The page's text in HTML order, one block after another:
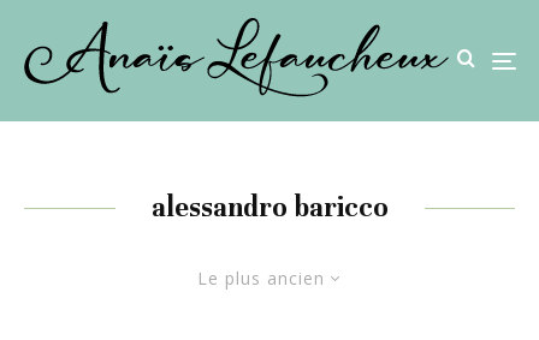
alessandro baricco
Le plus ancien